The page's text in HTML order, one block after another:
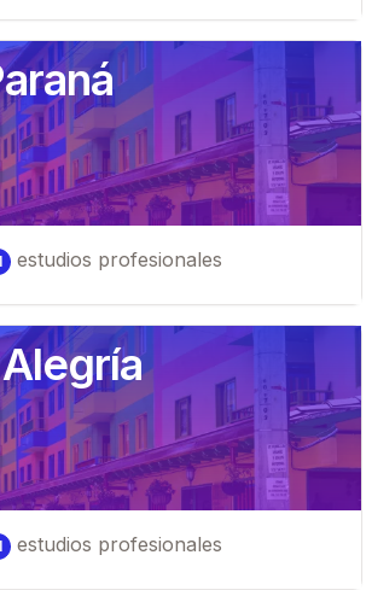
estudios profesionales
estudios profesionales